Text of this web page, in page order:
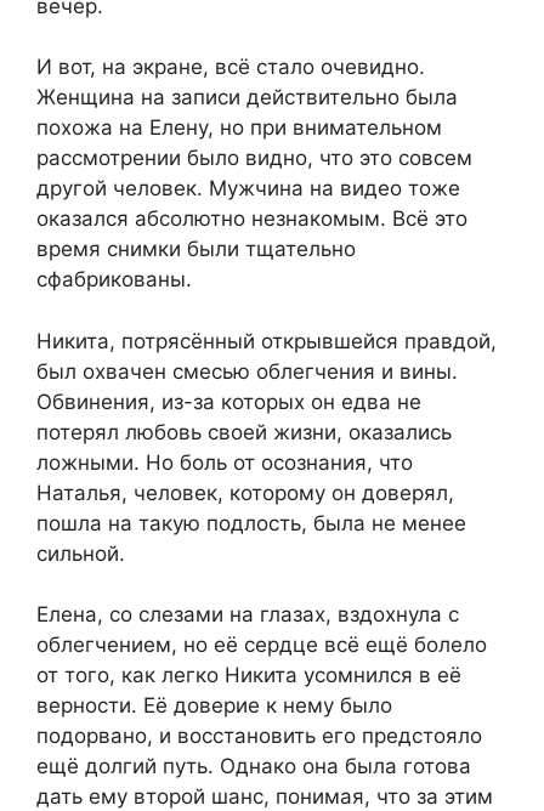
вечер.
И вот, на экране, всё стало очевидно.
Женщина на записи действительно была
похожа на Елену, но при внимательном
рассмотрении было видно, что это совсем
другой человек. Мужчина на видео тоже
оказался абсолютно незнакомым. Всё это
время снимки были тщательно
сфабрикованы.
Никита, потрясённый открывшейся правдой,
был охвачен смесью облегчения и вины.
Обвинения, из-за которых он едва не
потерял любовь своей жизни, оказались
ложными. Но боль от осознания, что
Наталья, человек, которому он доверял,
пошла на такую подлость, была не менее
сильной.
Елена, со слезами на глазах, вздохнула с
облегчением, но её сердце всё ещё болело
от того, как легко Никита усомнился в её
верности. Её доверие к нему было
подорвано, и восстановить его предстояло
ещё долгий путь. Однако она была готова
дать ему второй шанс, понимая, что за этим